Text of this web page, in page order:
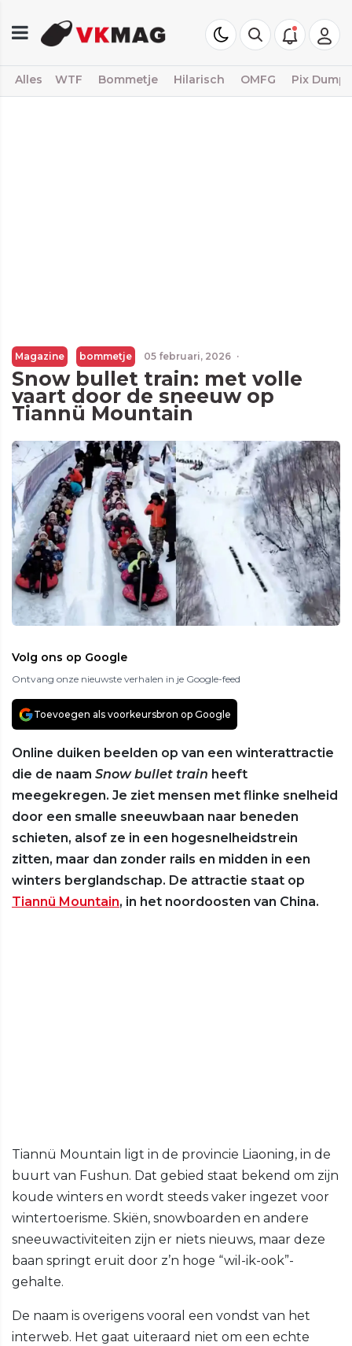
Alles WTF Bommetje Hilarisch OMFG Pix Dump
Magazine bommetje 05 februari, 2026 ·
Snow bullet train: met volle
vaart door de sneeuw op
Tiannü Mountain
Volg ons op Google
Ontvang onze nieuwste verhalen in je Google-feed
Toevoegen als voorkeursbron op Google
Online duiken beelden op van een winterattractie
die de naam Snow bullet train heeft
meegekregen. Je ziet mensen met flinke snelheid
door een smalle sneeuwbaan naar beneden
schieten, alsof ze in een hogesnelheidstrein
zitten, maar dan zonder rails en midden in een
winters berglandschap. De attractie staat op
Tiannü Mountain, in het noordoosten van China.
Tiannü Mountain ligt in de provincie Liaoning, in de
buurt van Fushun. Dat gebied staat bekend om zijn
koude winters en wordt steeds vaker ingezet voor
wintertoerisme. Skiën, snowboarden en andere
sneeuwactiviteiten zijn er niets nieuws, maar deze
baan springt eruit door z’n hoge “wil-ik-ook”-
gehalte.
De naam is overigens vooral een vondst van het
interweb. Het gaat uiteraard niet om een echte